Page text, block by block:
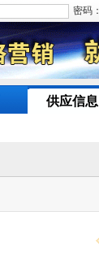
密码：
供应信息